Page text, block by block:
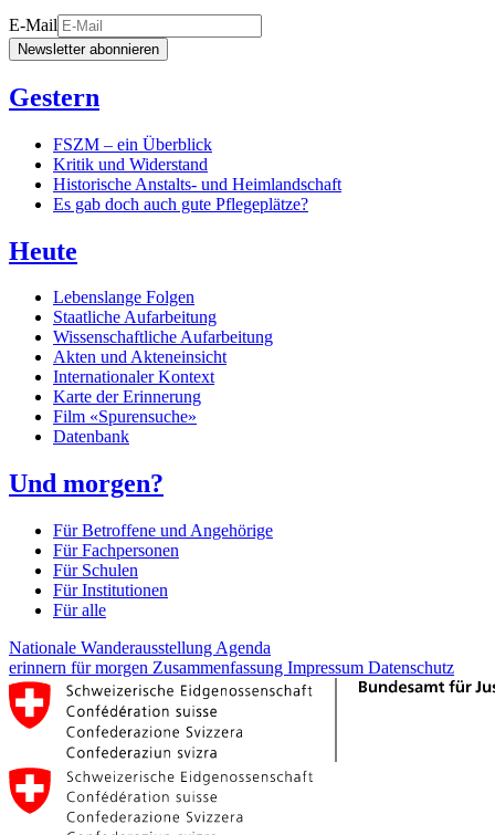
E-Mail
Newsletter abonnieren
Gestern
FSZM – ein Überblick
Kritik und Widerstand
Historische Anstalts- und Heimlandschaft
Es gab doch auch gute Pflegeplätze?
Heute
Lebenslange Folgen
Staatliche Aufarbeitung
Wissenschaftliche Aufarbeitung
Akten und Akteneinsicht
Internationaler Kontext
Karte der Erinnerung
Film «Spurensuche»
Datenbank
Und morgen?
Für Betroffene und Angehörige
Für Fachpersonen
Für Schulen
Für Institutionen
Für alle
Nationale Wanderausstellung Agenda
erinnern für morgen Zusammenfassung Impressum Datenschutz